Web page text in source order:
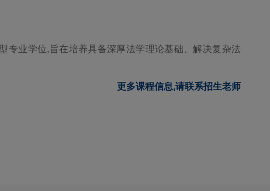
专业学位,旨在培养具备深厚法学理论基础、解决复杂法
更多课程信息,请联系招生老师